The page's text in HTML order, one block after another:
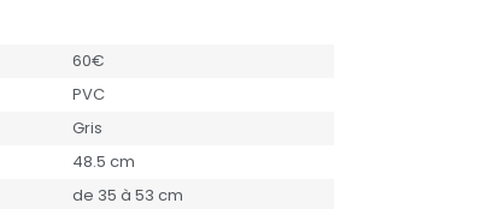
60€
PVC
Gris
48.5 cm
de 35 à 53 cm